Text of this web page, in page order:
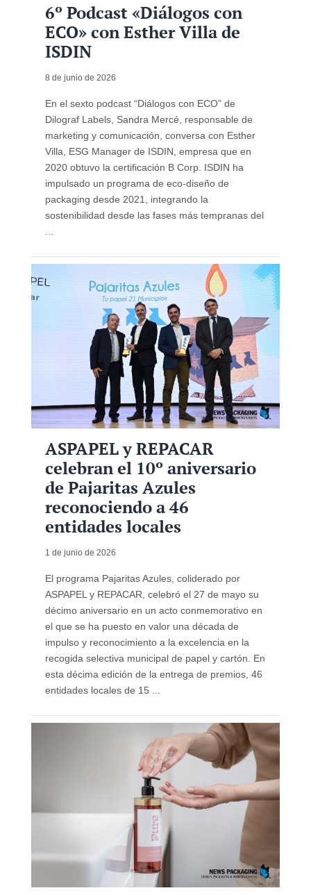
6º Podcast «Diálogos con
ECO» con Esther Villa de
ISDIN
8 de junio de 2026
En el sexto podcast “Diálogos con ECO” de
Dilograf Labels, Sandra Mercé, responsable de
marketing y comunicación, conversa con Esther
Villa, ESG Manager de ISDIN, empresa que en
2020 obtuvo la certificación B Corp. ISDIN ha
impulsado un programa de eco-diseño de
packaging desde 2021, integrando la
sostenibilidad desde las fases más tempranas del
ASPAPEL y REPACAR
celebran el 10º aniversario
de Pajaritas Azules
reconociendo a 46
entidades locales
1 de junio de 2026
El programa Pajaritas Azules, coliderado por
ASPAPEL y REPACAR, celebró el 27 de mayo su
décimo aniversario en un acto conmemorativo en
el que se ha puesto en valor una década de
impulso y reconocimiento a la excelencia en la
recogida selectiva municipal de papel y cartón. En
esta décima edición de la entrega de premios, 46
entidades locales de 15 ...